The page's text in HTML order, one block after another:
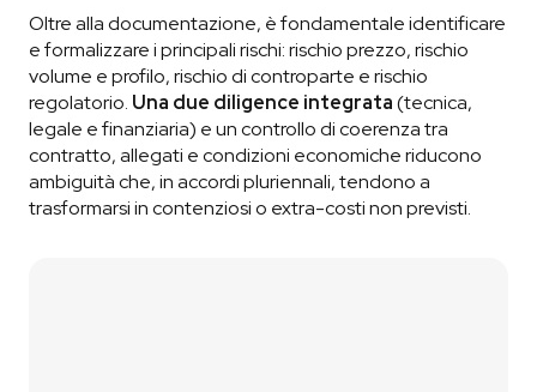
Oltre alla documentazione, è fondamentale identificare
e formalizzare i principali rischi: rischio prezzo, rischio
volume e profilo, rischio di controparte e rischio
regolatorio. Una due diligence integrata(tecnica,
legale e finanziaria) e un controllo di coerenza tra
contratto, allegati e condizioni economiche riducono
ambiguità che, in accordi pluriennali, tendono a
trasformarsi in contenziosi o extra-costi non previsti.